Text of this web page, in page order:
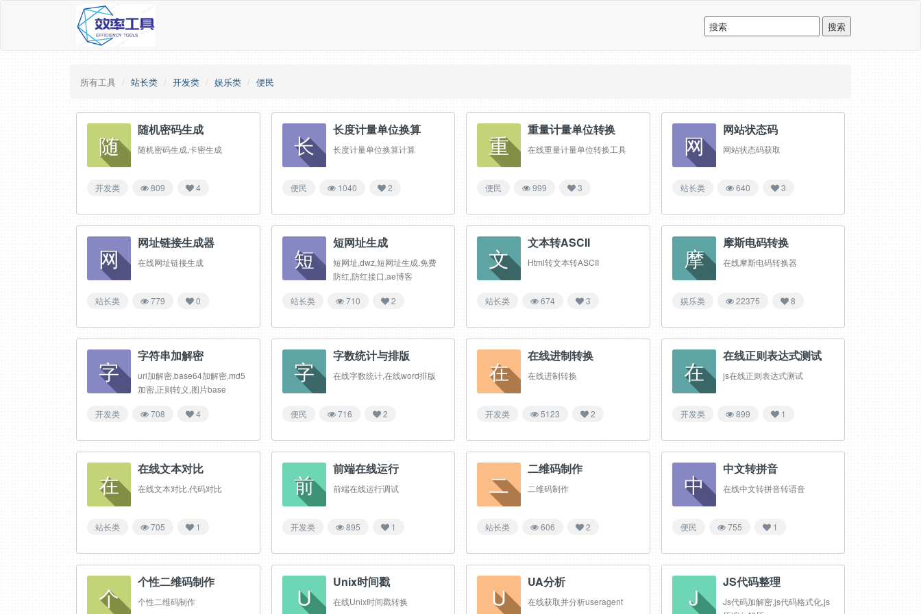
所有工具 站长类 开发类 娱乐类 便民
随
随机密码生成
随机密码生成,卡密生成
开发类 809 4
长
长度计量单位换算
长度计量单位换算计算
便民 1040 2
重
重量计量单位转换
在线重量计量单位转换工具
便民 999 3
网
网站状态码
网站状态码获取
站长类 640 3
网
网址链接生成器
在线网址链接生成
站长类 779 0
短
短网址生成
短网址,dwz,短网址生成,免费
防红,防红接口,ae博客
站长类 710 2
文
文本转ASCII
Html转文本转ASCII
站长类 674 3
摩
摩斯电码转换
在线摩斯电码转换器
娱乐类 22375 8
字
字符串加解密
url加解密,base64加解密,md5
加密,正则转义,图片base
开发类 708 4
字
字数统计与排版
在线字数统计,在线word排版
便民 716 2
在
在线进制转换
在线进制转换
开发类 5123 2
在
在线正则表达式测试
js在线正则表达式测试
开发类 899 1
在
在线文本对比
在线文本对比,代码对比
站长类 705 1
前
前端在线运行
前端在线运行调试
开发类 895 1
二
二维码制作
二维码制作
站长类 606 2
中
中文转拼音
在线中文转拼音转语音
便民 755 1
个
个性二维码制作
个性二维码制作 U
Unix时间戳
在线Unix时间戳转换 U
UA分析
在线获取并分析useragent J
JS代码整理
Js代码加解密,js代码格式化,js